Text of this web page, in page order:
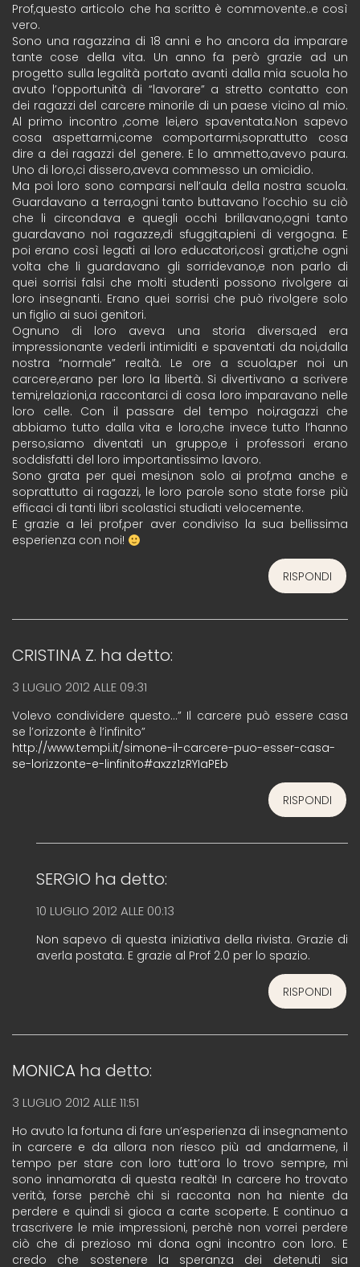
Prof,questo articolo che ha scritto è commovente..e così
vero.
Sono una ragazzina di 18 anni e ho ancora da imparare
tante cose della vita. Un anno fa però grazie ad un
progetto sulla legalità portato avanti dalla mia scuola ho
avuto l’opportunità di “lavorare” a stretto contatto con
dei ragazzi del carcere minorile di un paese vicino al mio.
Al primo incontro ,come lei,ero spaventata.Non sapevo
cosa aspettarmi,come comportarmi,soprattutto cosa
dire a dei ragazzi del genere. E lo ammetto,avevo paura.
Uno di loro,ci dissero,aveva commesso un omicidio.
Ma poi loro sono comparsi nell’aula della nostra scuola.
Guardavano a terra,ogni tanto buttavano l’occhio su ciò
che li circondava e quegli occhi brillavano,ogni tanto
guardavano noi ragazze,di sfuggita,pieni di vergogna. E
poi erano così legati ai loro educatori,così grati,che ogni
volta che li guardavano gli sorridevano,e non parlo di
quei sorrisi falsi che molti studenti possono rivolgere ai
loro insegnanti. Erano quei sorrisi che può rivolgere solo
un figlio ai suoi genitori.
Ognuno di loro aveva una storia diversa,ed era
impressionante vederli intimiditi e spaventati da noi,dalla
nostra “normale” realtà. Le ore a scuola,per noi un
carcere,erano per loro la libertà. Si divertivano a scrivere
temi,relazioni,a raccontarci di cosa loro imparavano nelle
loro celle. Con il passare del tempo noi,ragazzi che
abbiamo tutto dalla vita e loro,che invece tutto l’hanno
perso,siamo diventati un gruppo,e i professori erano
soddisfatti del loro importantissimo lavoro.
Sono grata per quei mesi,non solo ai prof,ma anche e
soprattutto ai ragazzi, le loro parole sono state forse più
efficaci di tanti libri scolastici studiati velocemente.
E grazie a lei prof,per aver condiviso la sua bellissima
esperienza con noi!
RISPONDI
CRISTINA Z. ha detto:
3 LUGLIO 2012 ALLE 09:31
Volevo condividere questo…” Il carcere può essere casa
se l’orizzonte è l’infinito”
http://www.tempi.it/simone-il-carcere-puo-esser-casa-
se-lorizzonte-e-linfinito#axzz1zRYIaPEb
RISPONDI
SERGIO ha detto:
10 LUGLIO 2012 ALLE 00:13
Non sapevo di questa iniziativa della rivista. Grazie di
averla postata. E grazie al Prof 2.0 per lo spazio.
RISPONDI
MONICA ha detto:
3 LUGLIO 2012 ALLE 11:51
Ho avuto la fortuna di fare un’esperienza di insegnamento
in carcere e da allora non riesco più ad andarmene, il
tempo per stare con loro tutt’ora lo trovo sempre, mi
sono innamorata di questa realtà! In carcere ho trovato
verità, forse perchè chi si racconta non ha niente da
perdere e quindi si gioca a carte scoperte. E continuo a
trascrivere le mie impressioni, perchè non vorrei perdere
ciò che di prezioso mi dona ogni incontro con loro. E
credo che sostenere la speranza dei detenuti sia